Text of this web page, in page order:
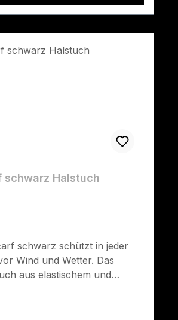
schwarz Halstuch
schwarz schützt in jeder
Wind und Wetter. Das
aus elastischem und